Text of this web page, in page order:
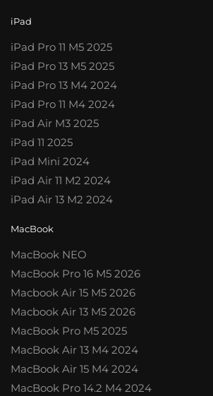
iPad
iPad Pro 11 M5 2025
iPad Pro 13 M5 2025
iPad Pro 13 M4 2024
iPad Pro 11 M4 2024
iPad Air M3 2025
iPad 11 2025
iPad Mini 2024
iPad Air 11 M2 2024
iPad Air 13 M2 2024
MacBook
MacBook NEO
MacBook Pro 16 M5 2026
Macbook Air 15 M5 2026
Macbook Air 13 M5 2026
MacBook Pro M5 2025
MacBook Air 13 M4 2024
MacBook Air 15 M4 2024
MacBook Pro 14.2 M4 2024